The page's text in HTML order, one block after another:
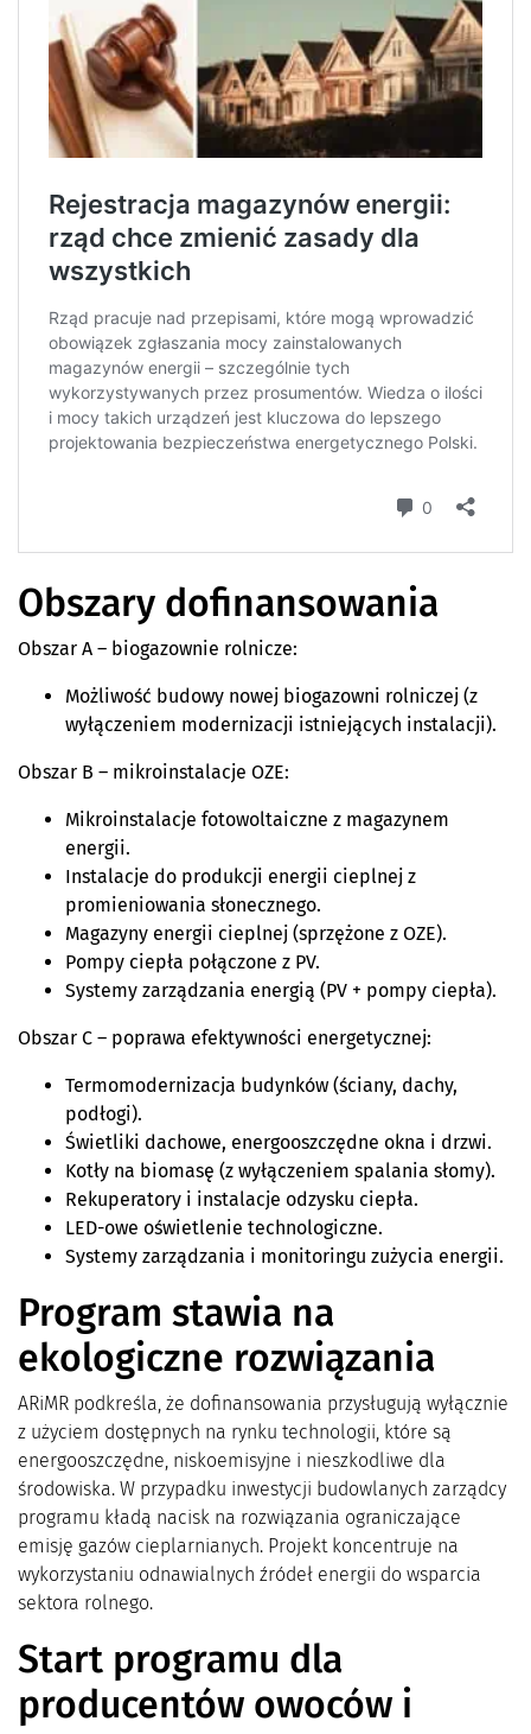
Obszary dofinansowania
Obszar A – biogazownie rolnicze:
Możliwość budowy nowej biogazowni rolniczej (z
wyłączeniem modernizacji istniejących instalacji).
Obszar B – mikroinstalacje OZE:
Mikroinstalacje fotowoltaiczne z magazynem
energii.
Instalacje do produkcji energii cieplnej z
promieniowania słonecznego.
Magazyny energii cieplnej (sprzężone z OZE).
Pompy ciepła połączone z PV.
Systemy zarządzania energią (PV + pompy ciepła).
Obszar C – poprawa efektywności energetycznej:
Termomodernizacja budynków (ściany, dachy,
podłogi).
Świetliki dachowe, energooszczędne okna i drzwi.
Kotły na biomasę (z wyłączeniem spalania słomy).
Rekuperatory i instalacje odzysku ciepła.
LED-owe oświetlenie technologiczne.
Systemy zarządzania i monitoringu zużycia energii.
Program stawia na
ekologiczne rozwiązania
ARiMR podkreśla, że dofinansowania przysługują wyłącznie
z użyciem dostępnych na rynku technologii, które są
energooszczędne, niskoemisyjne i nieszkodliwe dla
środowiska. W przypadku inwestycji budowlanych zarządcy
programu kładą nacisk na rozwiązania ograniczające
emisję gazów cieplarnianych. Projekt koncentruje na
wykorzystaniu odnawialnych źródeł energii do wsparcia
sektora rolnego.
Start programu dla
producentów owoców i